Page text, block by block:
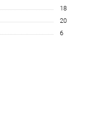
18
20
6